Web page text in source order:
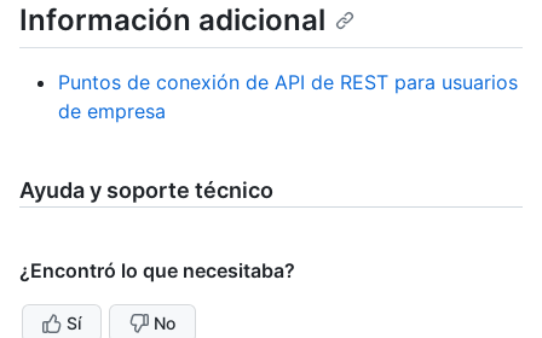
Información adicional
Puntos de conexión de API de REST para usuarios
de empresa
Ayuda y soporte técnico
¿Encontró lo que necesitaba?
Sí No